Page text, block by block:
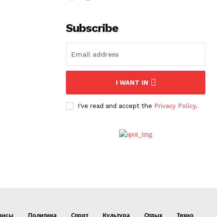
Subscribe
I WANT IN
I've read and accept the Privacy Policy.